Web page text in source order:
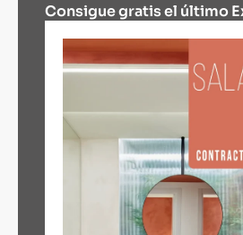
Consigue gratis el último